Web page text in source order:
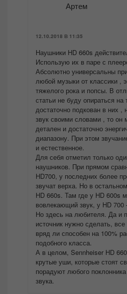
Артем
12.10.2018 В 11:35
Наушники HD 660s
Использую их в паре с
Абсолютно универсальны
любой музыки от классики ,
тяжелого рока и попсы. В
статьи не буду опираться на
достаточно подкован в них ,
звук своими словами , то он
детален и достаточно
диапазону. При этом
и естественное.
Для себя отметил только
наушников. При прямом
HD700, у последних более
звучат верха. Но в
HD 660s. Там где у HD 600s
вовлекающий звук, у HD
Но здесь на любителя. Да и
источник нужно сделать,
вряд ли способен на 100%
подобного класса.
А в целом, Sennheiser HD
крутые уши, которые стоят
порадуют любого поклонника
звука.